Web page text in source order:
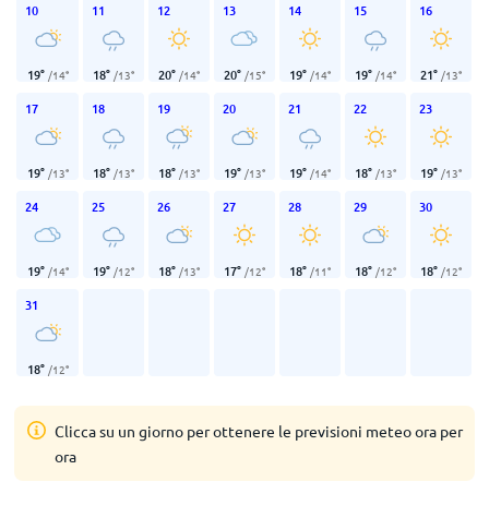
10
19° /14°
11
18° /13°
12
20° /14°
13
20° /15°
14
19° /14°
15
19° /14°
16
21° /13°
17
19° /13°
18
18° /13°
19
18° /13°
20
19° /13°
21
19° /14°
22
18° /13°
23
19° /13°
24
19° /14°
25
19° /12°
26
18° /13°
27
17° /12°
28
18° /11°
29
18° /12°
30
18° /12°
31
18° /12°
Clicca su un giorno per ottenere le previsioni meteo ora per
ora